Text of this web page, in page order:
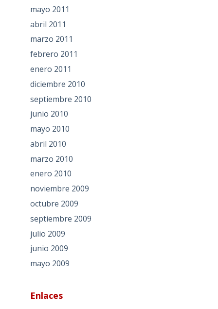
mayo 2011
abril 2011
marzo 2011
febrero 2011
enero 2011
diciembre 2010
septiembre 2010
junio 2010
mayo 2010
abril 2010
marzo 2010
enero 2010
noviembre 2009
octubre 2009
septiembre 2009
julio 2009
junio 2009
mayo 2009
Enlaces